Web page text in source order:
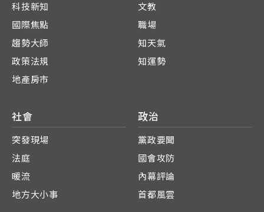
科技新知
國際焦點
趨勢大師
政策法規
地產房市
文教
職場
知天氣
知運勢
社會
突發現場
法庭
暖流
地方大小事
政治
黨政要聞
國會攻防
內幕評論
首都風雲